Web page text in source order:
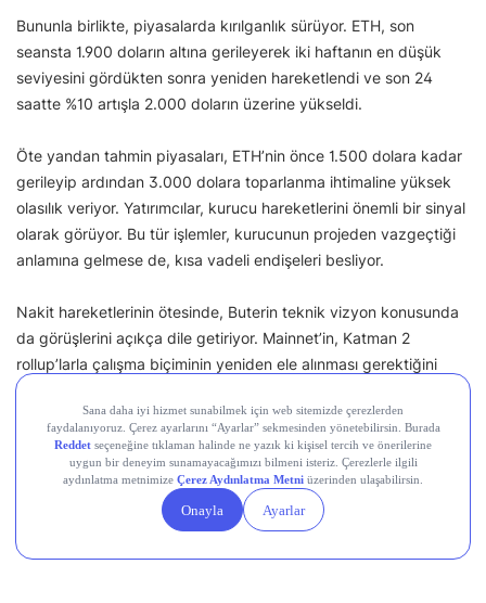
Bununla birlikte, piyasalarda kırılganlık sürüyor. ETH, son
seansta 1.900 doların altına gerileyerek iki haftanın en düşük
seviyesini gördükten sonra yeniden hareketlendi ve son 24
saatte %10 artışla 2.000 doların üzerine yükseldi.
Öte yandan tahmin piyasaları, ETH’nin önce 1.500 dolara kadar
gerileyip ardından 3.000 dolara toparlanma ihtimaline yüksek
olasılık veriyor. Yatırımcılar, kurucu hareketlerini önemli bir sinyal
olarak görüyor. Bu tür işlemler, kurucunun projeden vazgeçtiği
anlamına gelmese de, kısa vadeli endişeleri besliyor.
Nakit hareketlerinin ötesinde, Buterin teknik vizyon konusunda
da görüşlerini açıkça dile getiriyor. Mainnet’in, Katman 2
rollup’larla çalışma biçiminin yeniden ele alınması gerektiğini
savunuyor ve sansür direncini güçlendirmeye yönelik bir
güncellemeyi destekliyor.
Paylaş